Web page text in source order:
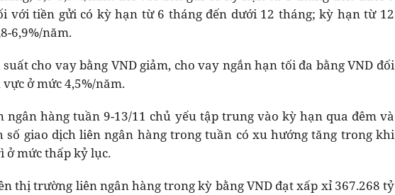
với tiền gửi có kỳ hạn từ 6 tháng đến dưới 12 tháng; kỳ hạn từ 12
6,9%/năm.
cho vay bằng VND giảm, cho vay ngắn hạn tối đa bằng VND đối
ở mức 4,5%/năm.
ngân hàng tuần 9-13/11 chủ yếu tập trung vào kỳ hạn qua đêm và
số giao dịch liên ngân hàng trong tuần có xu hướng tăng trong khi
ở mức thấp kỷ lục.
thị trường liên ngân hàng trong kỳ bằng VND đạt xấp xỉ 367.268 tỷ